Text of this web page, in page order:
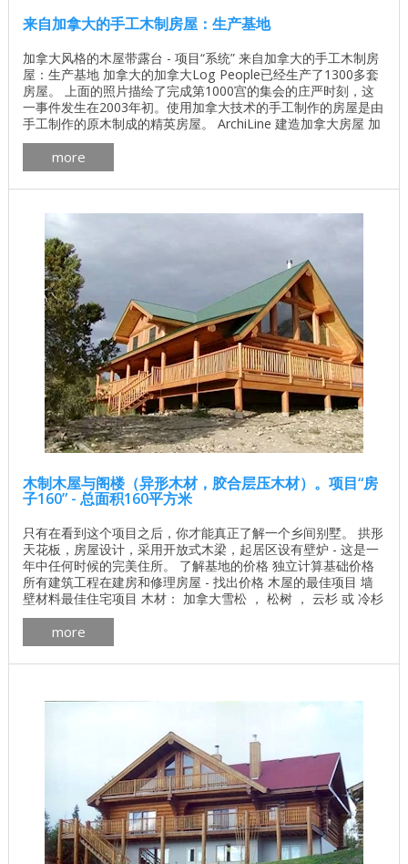
来自加拿大的手工木制房屋：生产基地
加拿大风格的木屋带露台 - 项目“系统” 来自加拿大的手工木制房
屋：生产基地 加拿大的加拿大Log People已经生产了1300多套
房屋。 上面的照片描绘了完成第1000宫的集会的庄严时刻，这
一事件发生在2003年初。使用加拿大技术的手工制作的房屋是由
手工制作的原木制成的精英房屋。 ArchiLine 建造加拿大房屋 加
拿大的Log People， 平均直径为36厘米。屋顶梁达到1米或更
长。 ArchiLine建造以下品种的加拿大房屋： 1.红色加拿大雪松
2.俄勒冈松 3.西伯利亚松 ...
more
木制木屋与阁楼（异形木材，胶合层压木材）。项目“房
子160” - 总面积160平方米
只有在看到这个项目之后，你才能真正了解一个乡间别墅。 拱形
天花板，房屋设计，采用开放式木梁，起居区设有壁炉 - 这是一
年中任何时候的完美住所。 了解基地的价格 独立计算基础价格
所有建筑工程在建房和修理房屋 - 找出价格 木屋的最佳项目 墙
壁材料最佳住宅项目 木材： 加拿大雪松 ， 松树 ， 云杉 或 冷杉
。 一楼面积：111.5平方米 二楼面积：47.9平方米（包括1.8米的
天花板高度） 总面积：159.4平方米 加拿大房屋的平面图华盛顿
pdf下载 加拿大木屋的制造更多 ...
more